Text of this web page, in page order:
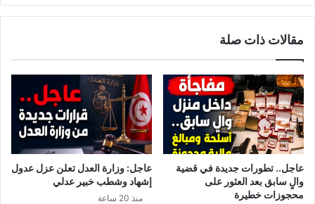
By إرم نيوز
مقالات ذات صلة
عاجل.. تطورات جديدة في قضية
والٍ سابق بعد العثور على
محجوزات خطيرة
عاجل: وزارة العدل تعلن عزل عدول
إشهاد وشطب خبير عدلي
منذ 20 ساعة